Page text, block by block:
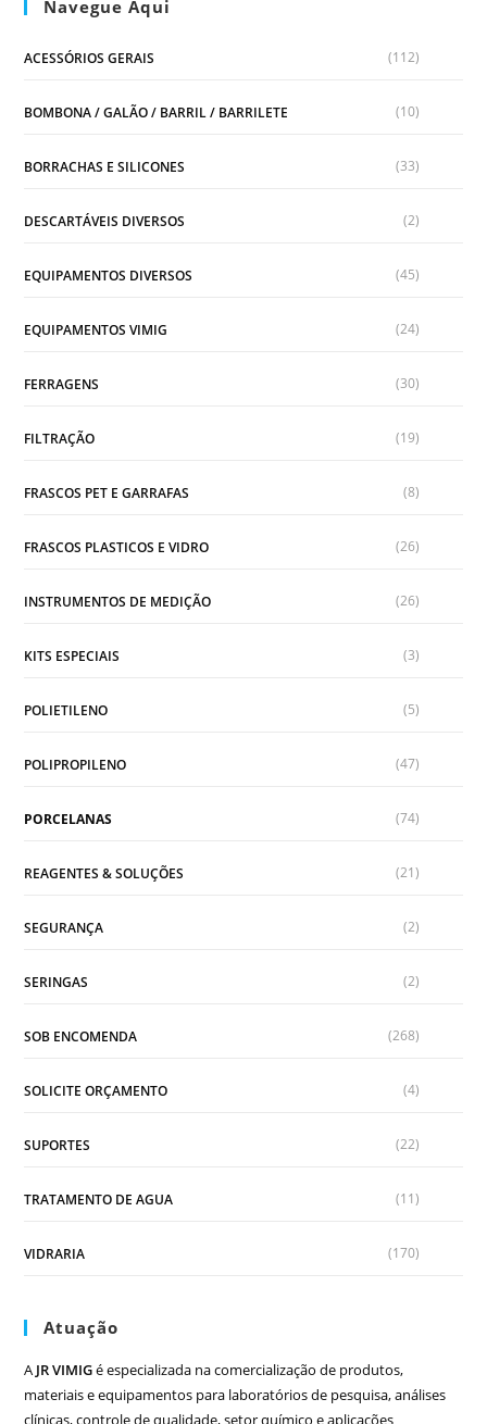
Navegue Aqui
ACESSÓRIOS GERAIS (112)
BOMBONA / GALÃO / BARRIL / BARRILETE (10)
BORRACHAS E SILICONES (33)
DESCARTÁVEIS DIVERSOS (2)
EQUIPAMENTOS DIVERSOS (45)
EQUIPAMENTOS VIMIG (24)
FERRAGENS (30)
FILTRAÇÃO (19)
FRASCOS PET E GARRAFAS (8)
FRASCOS PLASTICOS E VIDRO (26)
INSTRUMENTOS DE MEDIÇÃO (26)
KITS ESPECIAIS (3)
POLIETILENO (5)
POLIPROPILENO (47)
PORCELANAS (74)
REAGENTES & SOLUÇÕES (21)
SEGURANÇA (2)
SERINGAS (2)
SOB ENCOMENDA (268)
SOLICITE ORÇAMENTO (4)
SUPORTES (22)
TRATAMENTO DE AGUA (11)
VIDRARIA (170)
Atuação
A JR VIMIGé especializada na comercialização de produtos,
materiais e equipamentos para laboratórios de pesquisa, análises
clínicas, controle de qualidade, setor químico e aplicações